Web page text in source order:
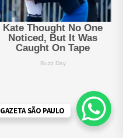
GAZETA SÃO PAULO